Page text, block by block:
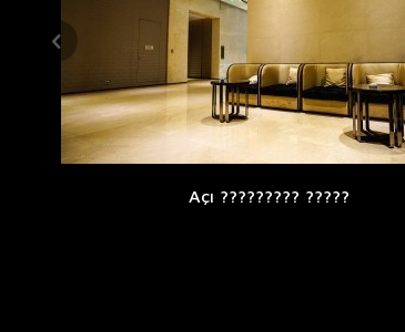
Açı ????????? ?????